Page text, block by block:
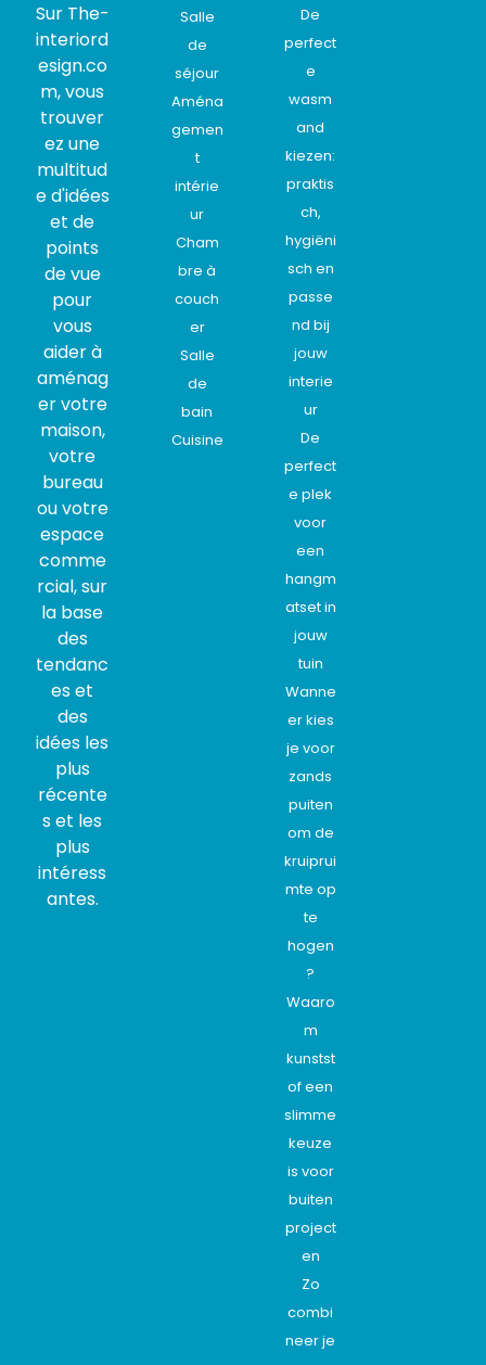
Sur The-
interiord
esign.co
m, vous
trouver
ez une
multitud
e d'idées
et de
points
de vue
pour
vous
aider à
aménag
er votre
maison,
votre
bureau
ou votre
espace
comme
rcial, sur
la base
des
tendanc
es et
des
idées les
plus
récente
s et les
plus
intéress
antes.
Salle
de
séjour
Aména
gemen
t
intérie
ur
Cham
bre à
couch
er
Salle
de
bain
Cuisine
De
perfect
e
wasm
and
kiezen:
praktis
ch,
hygiëni
sch en
passe
nd bij
jouw
interie
ur
De
perfect
e plek
voor
een
hangm
atset in
jouw
tuin
Wanne
er kies
je voor
zands
puiten
om de
kruiprui
mte op
te
hogen
?
Waaro
m
kunstst
of een
slimme
keuze
is voor
buiten
project
en
Zo
combi
neer je